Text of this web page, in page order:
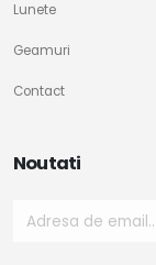
Lunete
Geamuri
Contact
Noutati